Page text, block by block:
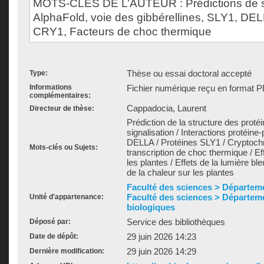
MOTS-CLÉS DE L’AUTEUR : Prédictions de
AlphaFold, voie des gibbérellines, SLY1,
CRY1, Facteurs de choc thermique
Type: Thèse ou essai doctoral accepté
Informations
complémentaires:
Fichier numérique reçu en format
Directeur de thèse: Cappadocia, Laurent
Mots-clés ou Sujets:
Prédiction de la structure des
signalisation / Interactions
DELLA / Protéines SLY1 /
transcription de choc thermique /
les plantes / Effets de la lumière
de la chaleur sur les plantes
Unité d'appartenance:
Faculté des sciences >
Faculté des sciences >
biologiques
Déposé par: Service des bibliothèques
Date de dépôt: 29 juin 2026 14:23
Dernière modification: 29 juin 2026 14:29